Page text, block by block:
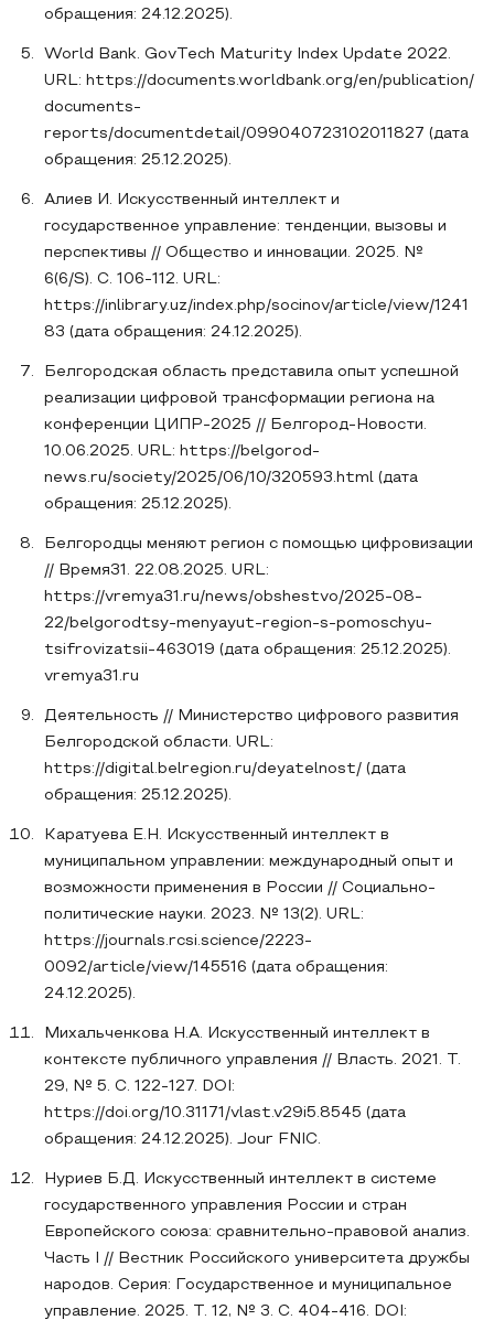
обращения: 24.12.2025).
World Bank. GovTech Maturity Index Update 2022.
URL: https://documents.worldbank.org/en/publication/
documents-
reports/documentdetail/099040723102011827 (дата
обращения: 25.12.2025).
Алиев И. Искусственный интеллект и
государственное управление: тенденции, вызовы и
перспективы // Общество и инновации. 2025. №
6(6/S). С. 106-112. URL:
https://inlibrary.uz/index.php/socinov/article/view/1241
83 (дата обращения: 24.12.2025).
Белгородская область представила опыт успешной
реализации цифровой трансформации региона на
конференции ЦИПР-2025 // Белгород-Новости.
10.06.2025. URL: https://belgorod-
news.ru/society/2025/06/10/320593.html (дата
обращения: 25.12.2025).
Белгородцы меняют регион с помощью цифровизации
// Время31. 22.08.2025. URL:
https://vremya31.ru/news/obshestvo/2025-08-
22/belgorodtsy-menyayut-region-s-pomoschyu-
tsifrovizatsii-463019 (дата обращения: 25.12.2025).
vremya31.ru
Деятельность // Министерство цифрового развития
Белгородской области. URL:
https://digital.belregion.ru/deyatelnost/ (дата
обращения: 25.12.2025).
Каратуева Е.Н. Искусственный интеллект в
муниципальном управлении: международный опыт и
возможности применения в России // Социально-
политические науки. 2023. № 13(2). URL:
https://journals.rcsi.science/2223-
0092/article/view/145516 (дата обращения:
24.12.2025).
Михальченкова Н.А. Искусственный интеллект в
контексте публичного управления // Власть. 2021. Т.
29, № 5. С. 122-127. DOI:
https://doi.org/10.31171/vlast.v29i5.8545 (дата
обращения: 24.12.2025). Jour FNIС.
Нуриев Б.Д. Искусственный интеллект в системе
государственного управления России и стран
Европейского союза: сравнительно-правовой анализ.
Часть I // Вестник Российского университета дружбы
народов. Серия: Государственное и муниципальное
управление. 2025. Т. 12, № 3. С. 404-416. DOI: